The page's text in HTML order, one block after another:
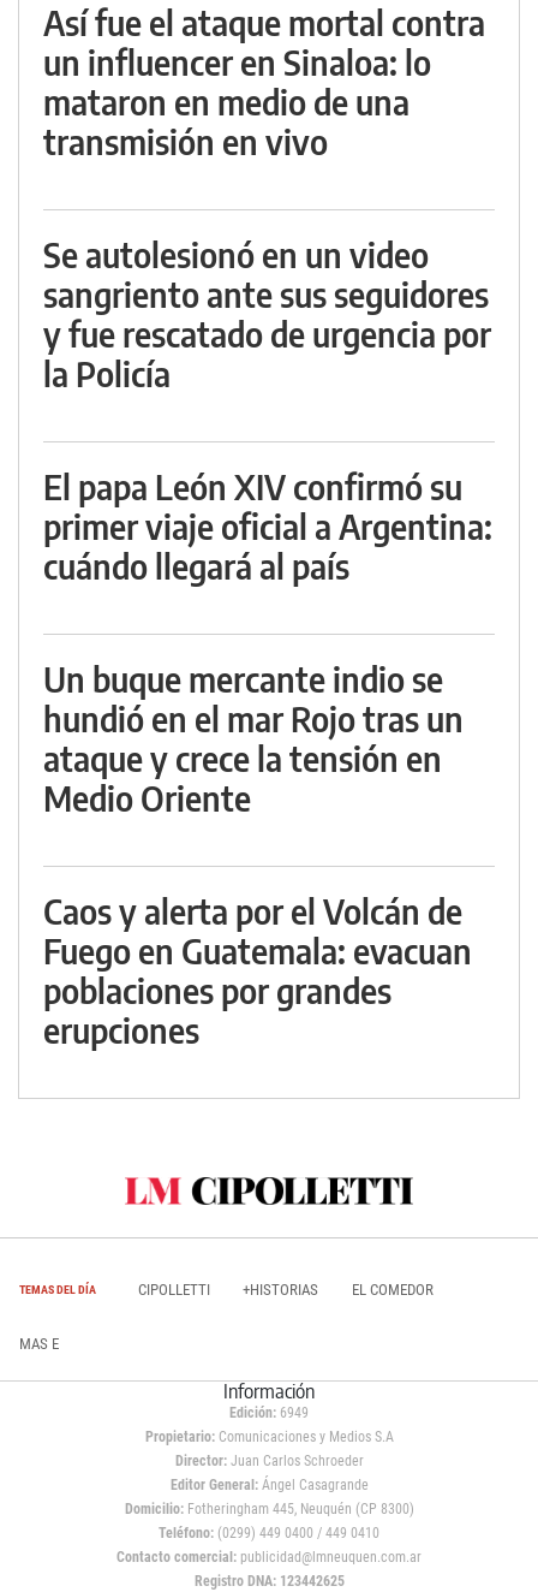
Así fue el ataque mortal contra
un influencer en Sinaloa: lo
mataron en medio de una
transmisión en vivo
Se autolesionó en un video
sangriento ante sus seguidores
y fue rescatado de urgencia por
la Policía
El papa León XIV confirmó su
primer viaje oficial a Argentina:
cuándo llegará al país
Un buque mercante indio se
hundió en el mar Rojo tras un
ataque y crece la tensión en
Medio Oriente
Caos y alerta por el Volcán de
Fuego en Guatemala: evacuan
poblaciones por grandes
erupciones
TEMAS DEL DÍA CIPOLLETTI +HISTORIAS EL COMEDOR
MAS E
Información
Edición: 6949
Propietario:Comunicaciones y Medios S.A
Director: Juan Carlos Schroeder
Editor General:Ángel Casagrande
Domicilio:Fotheringham 445, Neuquén (CP 8300)
Teléfono: (0299) 449 0400 / 449 0410
Contacto comercial: publicidad@lmneuquen.com.ar
Registro DNA: 123442625